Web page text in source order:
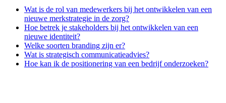
Wat is de rol van medewerkers bij het ontwikkelen van een
nieuwe merkstrategie in de zorg?
Hoe betrek je stakeholders bij het ontwikkelen van een
nieuwe identiteit?
Welke soorten branding zijn er?
Wat is strategisch communicatieadvies?
Hoe kan ik de positionering van een bedrijf onderzoeken?